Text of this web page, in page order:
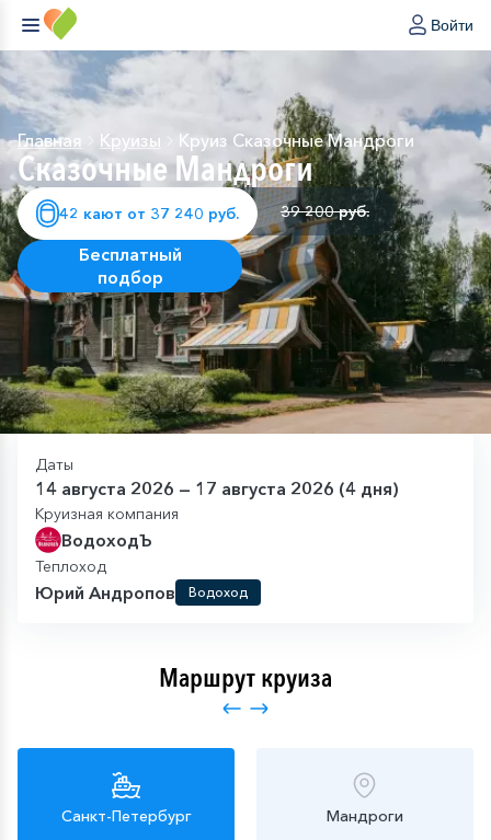
Войти
Главная Круизы Круиз Сказочные Мандроги
Сказочные Мандроги
42 кают от 37 240 руб. 39 200 руб.
Бесплатный
подбор
Даты
14 августа 2026 — 17 августа 2026 (4 дня)
Круизная компания
ВодоходЪ
Теплоход
Юрий Андропов Водоход
Маршрут круиза
Санкт-Петербург Мандроги